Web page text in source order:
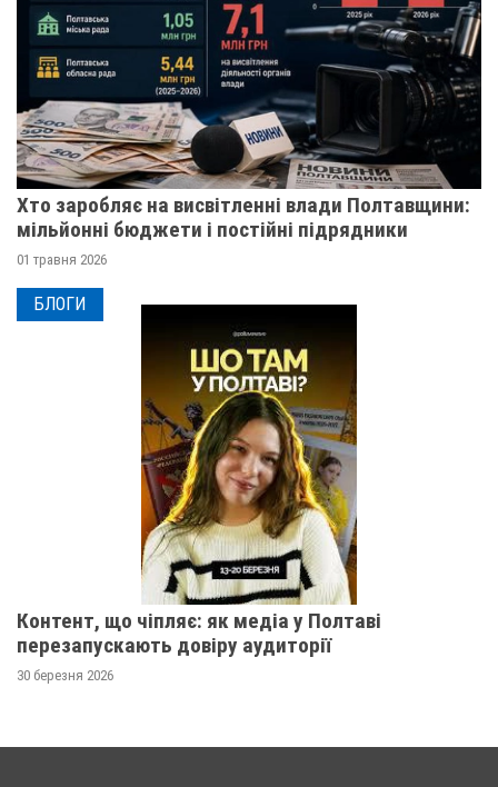
Хто заробляє на висвітленні влади Полтавщини:
мільйонні бюджети і постійні підрядники
01 травня 2026
БЛОГИ
Контент, що чіпляє: як медіа у Полтаві
перезапускають довіру аудиторії
30 березня 2026